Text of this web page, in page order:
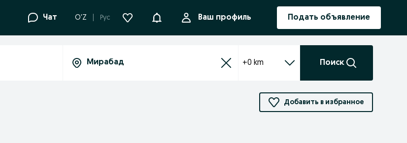
Чат O'Z Рус УведомленияВаш профиль Подать объявление
+0 km Поиск
Добавить в избранное